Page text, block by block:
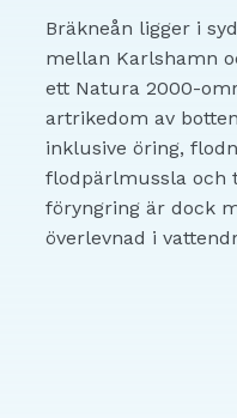
Bräkneån ligger i
mellan Karlshamn
ett Natura 2000-
artrikedom av
inklusive öring,
flodpärlmussla och
föryngring är dock
överlevnad i